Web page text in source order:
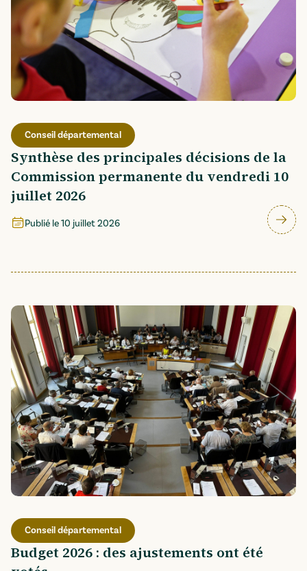
Conseil départemental
Synthèse des principales décisions de la
Commission permanente du vendredi 10
juillet 2026
Publié le10 juillet 2026
Conseil départemental
Budget 2026 : des ajustements ont été